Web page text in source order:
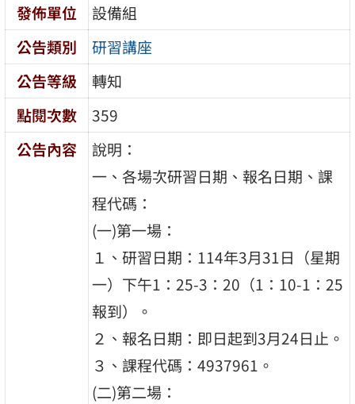
發佈單位
設備組
公告類別
研習講座
公告等級
轉知
點閱次數
359
公告內容
說明：
一、各場次研習日期、報名日期、課
程代碼：
(一)第一場：
１、研習日期：114年3月31日（星期
一）下午1：25-3：20（1：10-1：25
報到）。
２、報名日期：即日起到3月24日止。
３、課程代碼：4937961。
(二)第二場：